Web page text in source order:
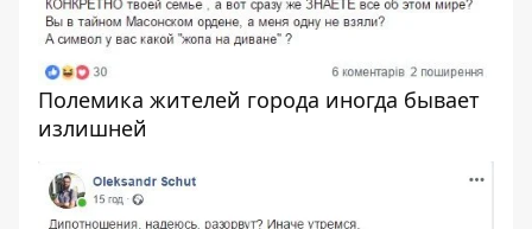
Полемика жителей города иногда бывает
излишней